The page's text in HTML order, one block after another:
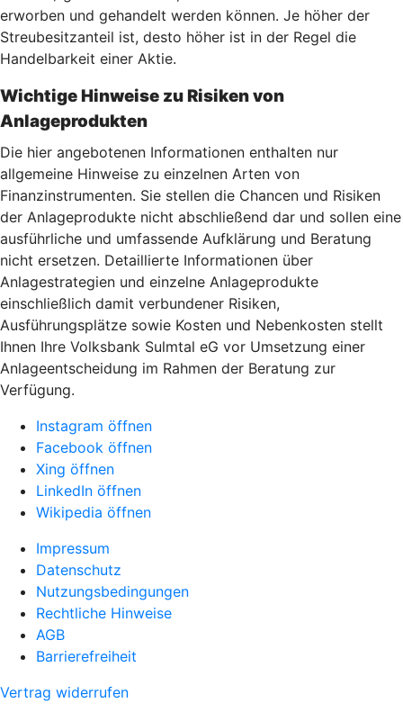
erworben und gehandelt werden können. Je höher der
Streubesitzanteil ist, desto höher ist in der Regel die
Handelbarkeit einer Aktie.
Wichtige Hinweise zu Risiken von
Anlageprodukten
Die hier angebotenen Informationen enthalten nur
allgemeine Hinweise zu einzelnen Arten von
Finanzinstrumenten. Sie stellen die Chancen und Risiken
der Anlageprodukte nicht abschließend dar und sollen eine
ausführliche und umfassende Aufklärung und Beratung
nicht ersetzen. Detaillierte Informationen über
Anlagestrategien und einzelne Anlageprodukte
einschließlich damit verbundener Risiken,
Ausführungsplätze sowie Kosten und Nebenkosten stellt
Ihnen Ihre Volksbank Sulmtal eG vor Umsetzung einer
Anlageentscheidung im Rahmen der Beratung zur
Verfügung.
Instagram öffnen
Facebook öffnen
Xing öffnen
LinkedIn öffnen
Wikipedia öffnen
Impressum
Datenschutz
Nutzungsbedingungen
Rechtliche Hinweise
AGB
Barrierefreiheit
Vertrag widerrufen